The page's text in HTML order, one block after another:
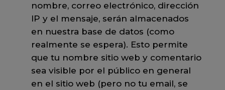
nombre, correo electrónico, dirección
IP y el mensaje, serán almacenados
en nuestra base de datos (como
realmente se espera). Esto permite
que tu nombre sitio web y comentario
sea visible por el público en general
en el sitio web (pero no tu email, se